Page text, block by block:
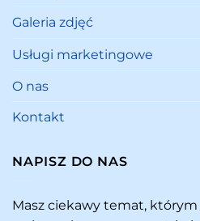
Galeria zdjęć
Usługi marketingowe
O nas
Kontakt
NAPISZ DO NAS
Masz ciekawy temat, którym